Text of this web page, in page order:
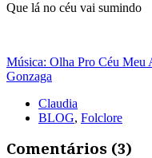
Que lá no céu vai sumindo
Música: Olha Pro Céu Meu
Gonzaga
Claudia
BLOG, Folclore
Comentários (3)